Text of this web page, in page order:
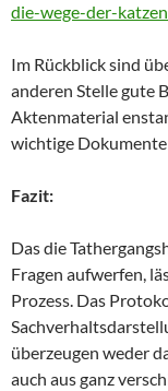
die-wege-der-
Im Rückblick sind
anderen Stelle gute
Aktenmaterial
wichtige Dokumente
Fazit:
Das die
Fragen aufwerfen,
Prozess. Das
überzeugen weder
auch aus ganz